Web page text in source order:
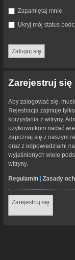
Zapamiętaj mnie
Ukryj mój status
Zarejestruj się
Aby zalogować się,
Rejestracja zajmuje
korzystania z witryny.
użytkownikom nadać
zapoznaj się z naszym
oraz z odpowiedziami
wyjaśnionych wiele
witryny.
Regulamin | Zasady
Zarejestruj się